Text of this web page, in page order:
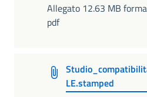
Allegato 12.63 MB
pdf
LE.stamped